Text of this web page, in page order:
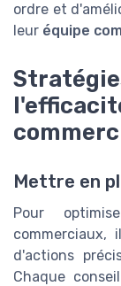
ordre et
leur équipe
Mettre en
Pour
commerciaux,
d'actions
Chaque